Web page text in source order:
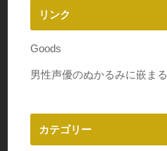
リンク
Goods
男性声優のぬかるみに嵌まる
カテゴリー